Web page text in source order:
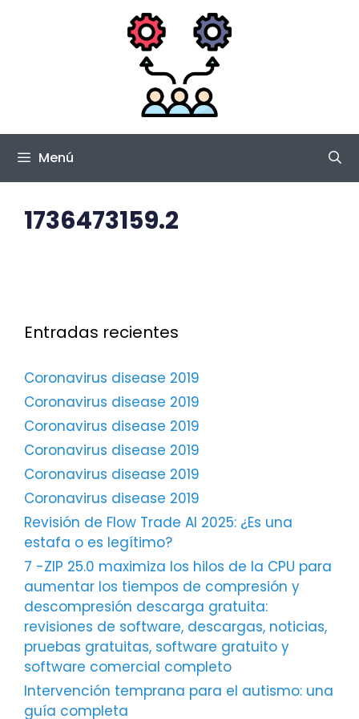
Menú
1736473159.2
Entradas recientes
Coronavirus disease 2019
Coronavirus disease 2019
Coronavirus disease 2019
Coronavirus disease 2019
Coronavirus disease 2019
Coronavirus disease 2019
Revisión de Flow Trade AI 2025: ¿Es una
estafa o es legítimo?
7 -ZIP 25.0 maximiza los hilos de la CPU para
aumentar los tiempos de compresión y
descompresión descarga gratuita:
revisiones de software, descargas, noticias,
pruebas gratuitas, software gratuito y
software comercial completo
Intervención temprana para el autismo: una
guía completa